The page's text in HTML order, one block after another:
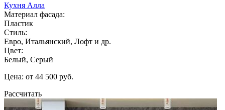
Кухня Алла
Материал фасада:
Пластик
Стиль:
Евро, Итальянский, Лофт и др.
Цвет:
Белый, Серый
Цена: от 44 500 руб.
Рассчитать